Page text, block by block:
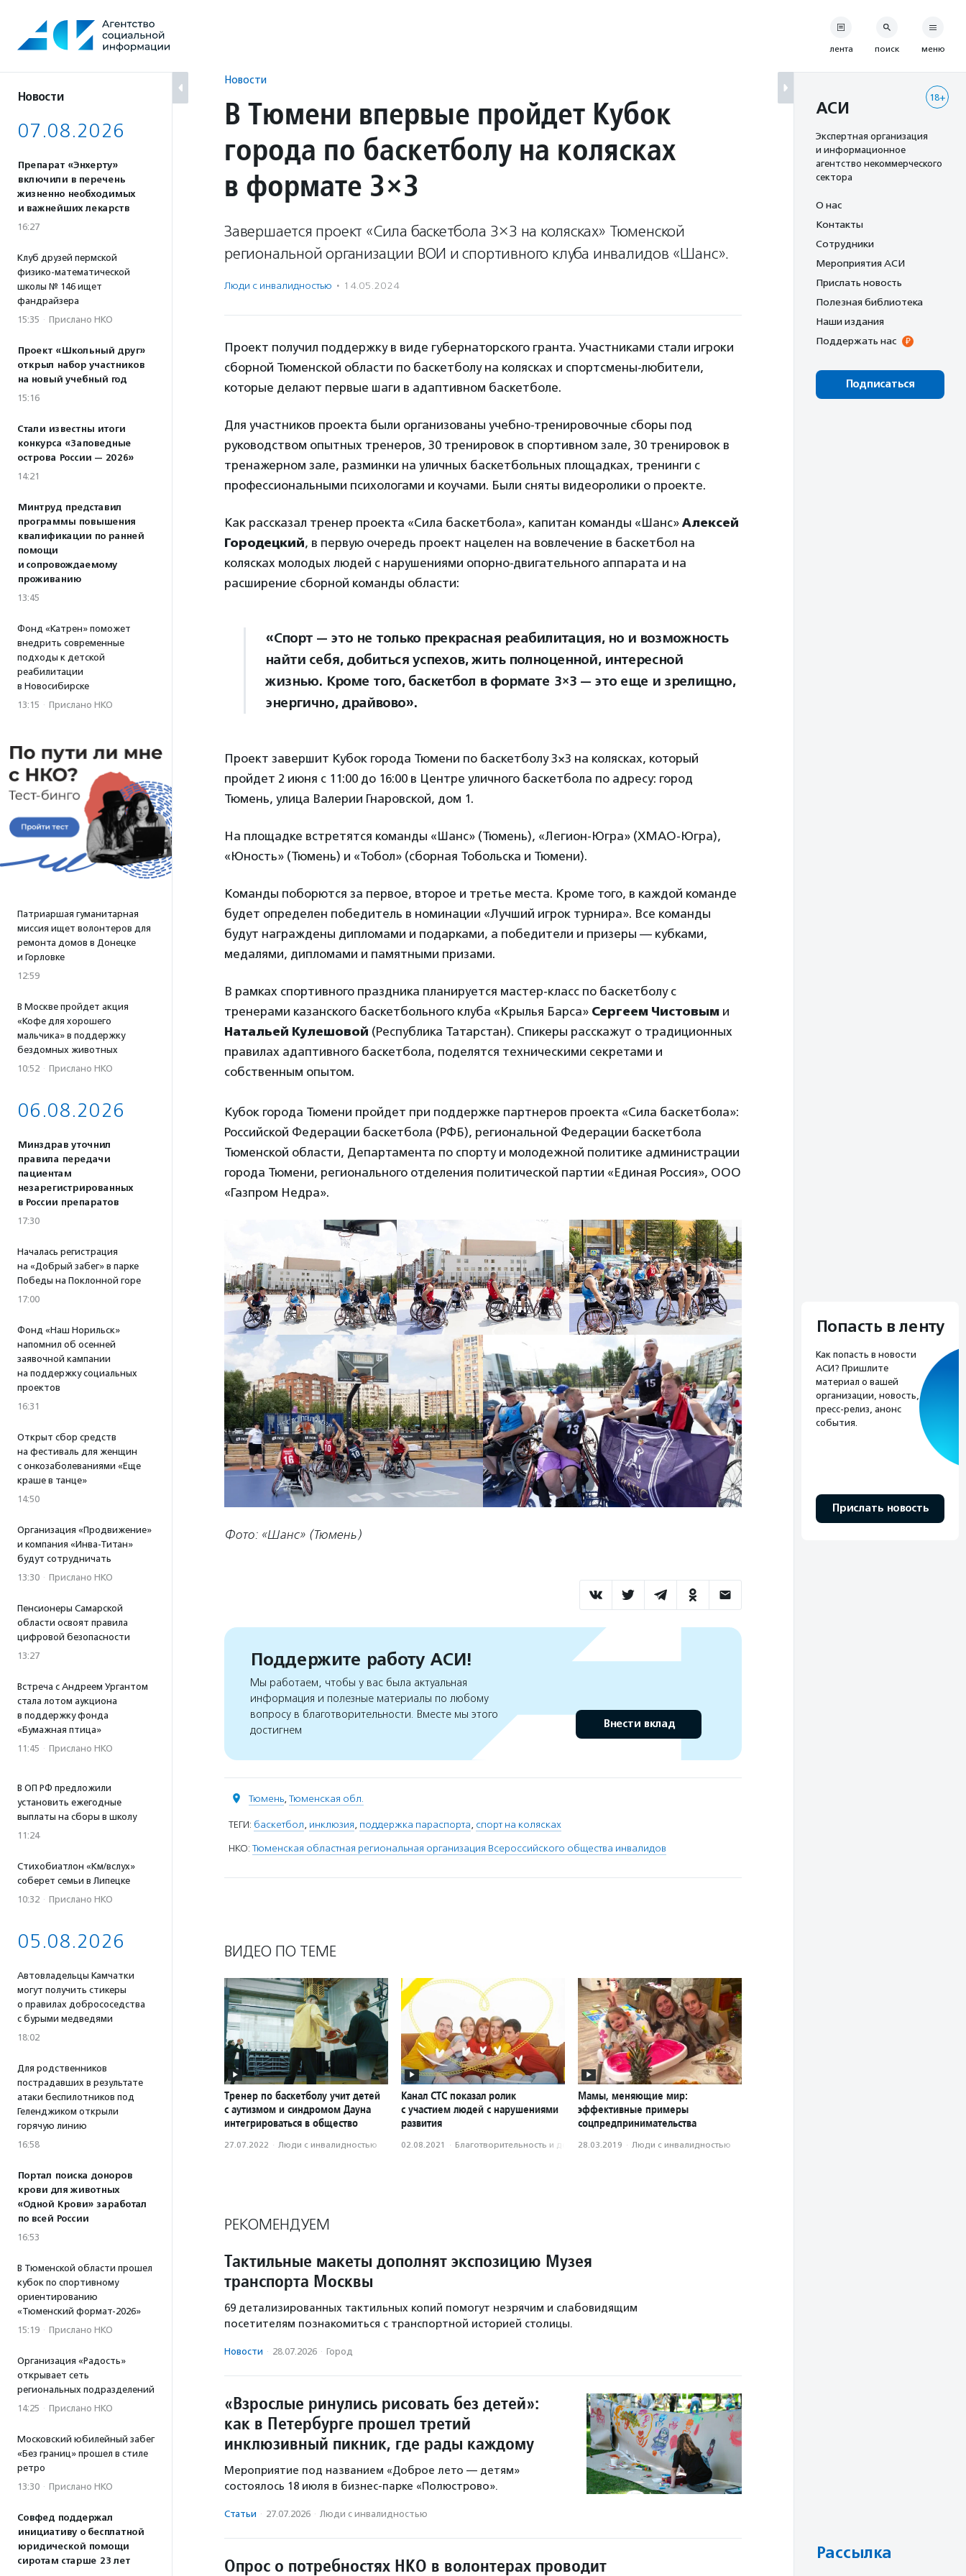
содержанию
Новости
07.08.2026
Препарат «Энхерту»
включили в перечень
жизненно необходимых
и важнейших лекарств
16:27
Клуб друзей пермской
физико-математической
школы № 146 ищет
фандрайзера
15:35 · Прислано НКО
Проект «Школьный друг»
открыл набор участников
на новый учебный год
15:16
Стали известны итоги
конкурса «Заповедные
острова России — 2026»
14:21
Минтруд представил
программы повышения
квалификации по ранней
помощи
и сопровождаемому
проживанию
13:45
Фонд «Катрен» поможет
внедрить современные
подходы к детской
реабилитации
в Новосибирске
13:15 · Прислано НКО
Патриаршая гуманитарная
миссия ищет волонтеров для
ремонта домов в Донецке
и Горловке
12:59
В Москве пройдет акция
«Кофе для хорошего
мальчика» в поддержку
бездомных животных
10:52 · Прислано НКО
06.08.2026
Минздрав уточнил
правила передачи
пациентам
незарегистрированных
в России препаратов
17:30
Началась регистрация
на «Добрый забег» в парке
Победы на Поклонной горе
17:00
Фонд «Наш Норильск»
напомнил об осенней
заявочной кампании
на поддержку социальных
проектов
16:31
Открыт сбор средств
на фестиваль для женщин
с онкозаболеваниями «Еще
краше в танце»
14:50
Организация «Продвижение»
и компания «Инва-Титан»
будут сотрудничать
13:30 · Прислано НКО
Пенсионеры Самарской
области освоят правила
цифровой безопасности
13:27
Встреча с Андреем Ургантом
стала лотом аукциона
в поддержку фонда
«Бумажная птица»
11:45 · Прислано НКО
В ОП РФ предложили
установить ежегодные
выплаты на сборы в школу
11:24
Стихобиатлон «Км/вслух»
соберет семьи в Липецке
10:32 · Прислано НКО
05.08.2026
Автовладельцы Камчатки
могут получить стикеры
о правилах добрососедства
с бурыми медведями
18:02
Для родственников
пострадавших в результате
атаки беспилотников под
Геленджиком открыли
горячую линию
16:58
Портал поиска доноров
крови для животных
«Одной Крови» заработал
по всей России
16:53
В Тюменской области прошел
кубок по спортивному
ориентированию
«Тюменский формат-2026»
15:19 · Прислано НКО
Организация «Радость»
открывает сеть
региональных подразделений
14:25 · Прислано НКО
Московский юбилейный забег
«Без границ» прошел в стиле
ретро
13:30 · Прислано НКО
Совфед поддержал
инициативу о бесплатной
юридической помощи
сиротам старше 23 лет
Новости
В Тюмени впервые пройдет Кубок
города по баскетболу на колясках
в формате 3×3
Завершается проект «Сила баскетбола 3×3 на колясках» Тюменской
региональной организации ВОИ и спортивного клуба инвалидов «Шанс».
Люди с инвалидностью · 14.05.2024
Проект получил поддержку в виде губернаторского гранта. Участниками стали игроки
сборной Тюменской области по баскетболу на колясках и спортсмены-любители,
которые делают первые шаги в адаптивном баскетболе.
Для участников проекта были организованы учебно-тренировочные сборы под
руководством опытных тренеров, 30 тренировок в спортивном зале, 30 тренировок в
тренажерном зале, разминки на уличных баскетбольных площадках, тренинги с
профессиональными психологами и коучами. Были сняты видеоролики о проекте.
Как рассказал тренер проекта «Сила баскетбола», капитан команды «Шанс» Алексей
Городецкий, в первую очередь проект нацелен на вовлечение в баскетбол на
колясках молодых людей с нарушениями опорно-двигательного аппарата и на
расширение сборной команды области:
«Спорт — это не только прекрасная реабилитация, но и возможность
найти себя, добиться успехов, жить полноценной, интересной
жизнью. Кроме того, баскетбол в формате 3×3 — это еще и зрелищно,
энергично, драйвово».
Проект завершит Кубок города Тюмени по баскетболу 3×3 на колясках, который
пройдет 2 июня с 11:00 до 16:00 в Центре уличного баскетбола по адресу: город
Тюмень, улица Валерии Гнаровской, дом 1.
На площадке встретятся команды «Шанс» (Тюмень), «Легион-Югра» (ХМАО-Югра),
«Юность» (Тюмень) и «Тобол» (сборная Тобольска и Тюмени).
Команды поборются за первое, второе и третье места. Кроме того, в каждой команде
будет определен победитель в номинации «Лучший игрок турнира». Все команды
будут награждены дипломами и подарками, а победители и призеры — кубками,
медалями, дипломами и памятными призами.
В рамках спортивного праздника планируется мастер-класс по баскетболу с
тренерами казанского баскетбольного клуба «Крылья Барса» Сергеем Чистовым и
Натальей Кулешовой (Республика Татарстан). Спикеры расскажут о традиционных
правилах адаптивного баскетбола, поделятся техническими секретами и
собственным опытом.
Кубок города Тюмени пройдет при поддержке партнеров проекта «Сила баскетбола»:
Российской Федерации баскетбола (РФБ), региональной Федерации баскетбола
Тюменской области, Департамента по спорту и молодежной политике администрации
города Тюмени, регионального отделения политической партии «Единая Россия», ООО
«Газпром Недра».
Фото: «Шанс» (Тюмень)
Поддержите работу АСИ!
Мы работаем, чтобы у вас была актуальная
информация и полезные материалы по любому
вопросу в благотворительности. Вместе мы этого
достигнем
Внести вклад
Тюмень, Тюменская обл.
ТЕГИ: баскетбол, инклюзия, поддержка параспорта, спорт на колясках
НКО: Тюменская областная региональная организация Всероссийского общества инвалидов
ВИДЕО ПО ТЕМЕ
Тренер по баскетболу учит детей
с аутизмом и синдромом Дауна
интегрироваться в общество
27.07.2022 · Люди с инвалидностью
Канал СТС показал ролик
с участием людей с нарушениями
развития
02.08.2021 · Благотвори­тель­ность и доброволь­чест­во
Мамы, меняющие мир:
эффективные примеры
соцпредпринимательства
28.03.2019 · Люди с инвалидностью
РЕКОМЕНДУЕМ
Тактильные макеты дополнят экспозицию Музея
транспорта Москвы
69 детализированных тактильных копий помогут незрячим и слабовидящим
посетителям познакомиться с транспортной историей столицы.
Новости · 28.07.2026 · Город
«Взрослые ринулись рисовать без детей»:
как в Петербурге прошел третий
инклюзивный пикник, где рады каждому
Мероприятие под названием «Доброе лето — детям»
состоялось 18 июля в бизнес-парке «Полюстрово».
Статьи · 27.07.2026 · Люди с инвалидностью
Опрос о потребностях НКО в волонтерах проводит
лента поиск меню
18+
АСИ
Экспертная организация
и информационное
агентство некоммерческого
сектора
О нас
Контакты
Сотрудники
Мероприятия АСИ
Прислать новость
Полезная библиотека
Наши издания
Поддержать нас
Подписаться
Попасть в ленту
Как попасть в новости
АСИ? Пришлите
материал о вашей
организации, новость,
пресс-релиз, анонс
события.
Прислать новость
Рассылка